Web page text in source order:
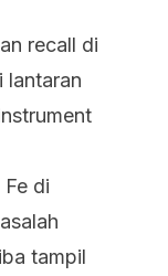
recall di
lantaran
di
tampil